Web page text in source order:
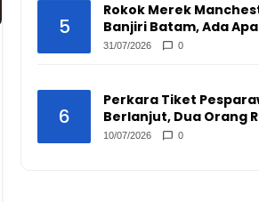
5
Rokok Merek
Banjiri Batam, Ada
Peredarannya?
31/07/2026 0
6
Perkara Tiket
Berlanjut, Dua Orang
Tersangka
10/07/2026 0